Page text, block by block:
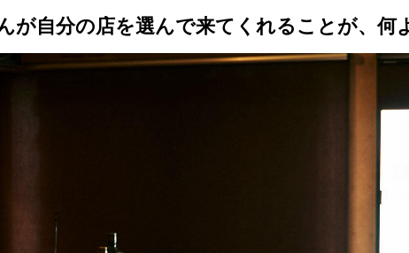
るレシピ 厳選！店探し 食のストーリー 連載一覧 倶楽部入